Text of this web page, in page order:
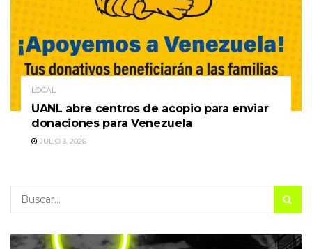
LOCAL
UANL abre centros de acopio para enviar
donaciones para Venezuela
JULIO 3, 2026